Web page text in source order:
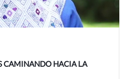
CAMINANDO HACIA LA